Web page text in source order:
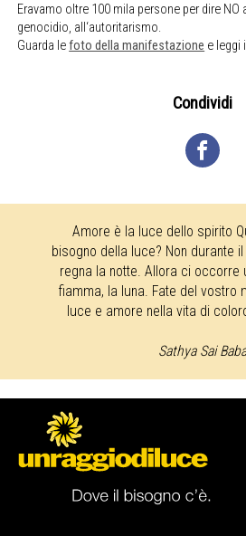
Eravamo oltre 100 mila persone per dire NO
genocidio, all‘autoritarismo.
Guarda lefoto della manifestazione e
Condividi
Amore è la luce dello spirito
bisogno della luce? Non durante
regna la notte. Allora ci occorre
fiamma, la luna. Fate del vostro
luce e amore nella vita di
Sathya Sai Baba